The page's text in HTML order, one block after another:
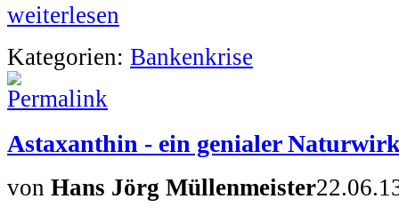
weiterlesen
Kategorien: Bankenkrise
Astaxanthin - ein genialer
von Hans Jörg Müllenmeister